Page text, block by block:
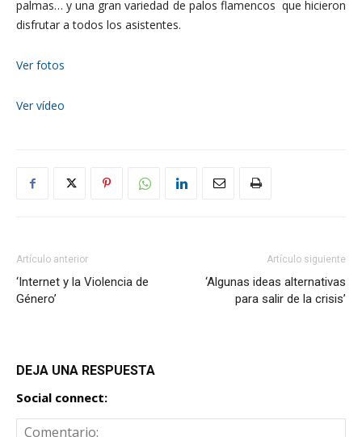
palmas… y una gran variedad de palos flamencos que hicieron
disfrutar a todos los asistentes.
Ver fotos
Ver vídeo
Artículo anterior
‘Internet y la Violencia de
Género’
Artículo siguiente
‘Algunas ideas alternativas
para salir de la crisis’
DEJA UNA RESPUESTA
Social connect: